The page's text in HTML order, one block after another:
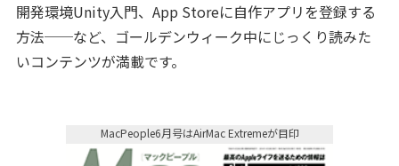
開発環境Unity入門、App Storeに自作アプリを登録する
方法──など、ゴールデンウィーク中にじっくり読みた
いコンテンツが満載です。
MacPeople6月号はAirMac Extremeが目印